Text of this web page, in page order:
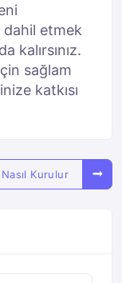
etmek
kalırsınız.
sağlam
katkısı
Kurulur